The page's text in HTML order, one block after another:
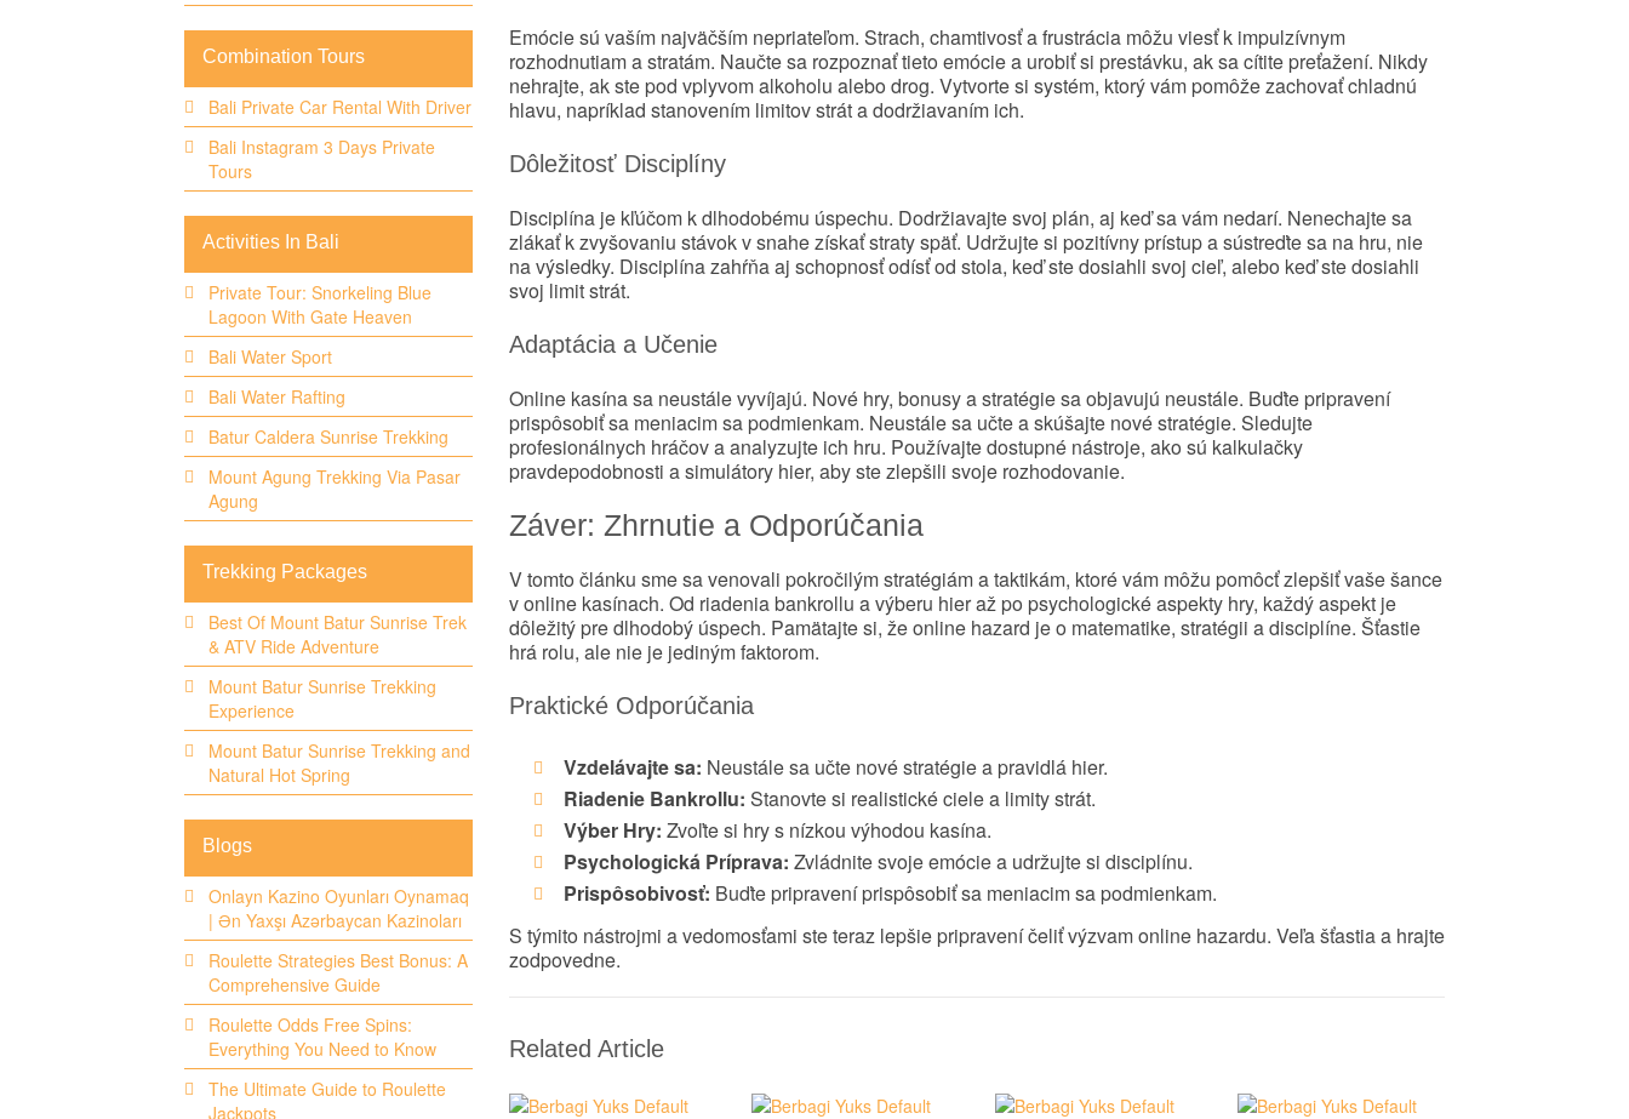
Emócie sú vaším najväčším nepriateľom. Strach, chamtivosť a frustrácia môžu viesť k impulzívnym
rozhodnutiam a stratám. Naučte sa rozpoznať tieto emócie a urobiť si prestávku, ak sa cítite preťažení. Nikdy
nehrajte, ak ste pod vplyvom alkoholu alebo drog. Vytvorte si systém, ktorý vám pomôže zachovať chladnú
hlavu, napríklad stanovením limitov strát a dodržiavaním ich.
Dôležitosť Disciplíny
Disciplína je kľúčom k dlhodobému úspechu. Dodržiavajte svoj plán, aj keď sa vám nedarí. Nenechajte sa
zlákať k zvyšovaniu stávok v snahe získať straty späť. Udržujte si pozitívny prístup a sústreďte sa na hru, nie
na výsledky. Disciplína zahŕňa aj schopnosť odísť od stola, keď ste dosiahli svoj cieľ, alebo keď ste dosiahli
svoj limit strát.
Adaptácia a Učenie
Online kasína sa neustále vyvíjajú. Nové hry, bonusy a stratégie sa objavujú neustále. Buďte pripravení
prispôsobiť sa meniacim sa podmienkam. Neustále sa učte a skúšajte nové stratégie. Sledujte
profesionálnych hráčov a analyzujte ich hru. Používajte dostupné nástroje, ako sú kalkulačky
pravdepodobnosti a simulátory hier, aby ste zlepšili svoje rozhodovanie.
Záver: Zhrnutie a Odporúčania
V tomto článku sme sa venovali pokročilým stratégiám a taktikám, ktoré vám môžu pomôcť zlepšiť vaše šance
v online kasínach. Od riadenia bankrollu a výberu hier až po psychologické aspekty hry, každý aspekt je
dôležitý pre dlhodobý úspech. Pamätajte si, že online hazard je o matematike, stratégii a disciplíne. Šťastie
hrá rolu, ale nie je jediným faktorom.
Praktické Odporúčania
Vzdelávajte sa: Neustále sa učte nové stratégie a pravidlá hier.
Riadenie Bankrollu: Stanovte si realistické ciele a limity strát.
Výber Hry: Zvoľte si hry s nízkou výhodou kasína.
Psychologická Príprava: Zvládnite svoje emócie a udržujte si disciplínu.
Prispôsobivosť: Buďte pripravení prispôsobiť sa meniacim sa podmienkam.
S týmito nástrojmi a vedomosťami ste teraz lepšie pripravení čeliť výzvam online hazardu. Veľa šťastia a hrajte
zodpovedne.
Related Article
Combination Tours
Bali Private Car Rental With Driver
Bali Instagram 3 Days Private
Tours
Activities In Bali
Private Tour: Snorkeling Blue
Lagoon With Gate Heaven
Bali Water Sport
Bali Water Rafting
Batur Caldera Sunrise Trekking
Mount Agung Trekking Via Pasar
Agung
Trekking Packages
Best Of Mount Batur Sunrise Trek
& ATV Ride Adventure
Mount Batur Sunrise Trekking
Experience
Mount Batur Sunrise Trekking and
Natural Hot Spring
Blogs
Onlayn Kazino Oyunları Oynamaq
| Ən Yaxşı Azərbaycan Kazinoları
Roulette Strategies Best Bonus: A
Comprehensive Guide
Roulette Odds Free Spins:
Everything You Need to Know
The Ultimate Guide to Roulette
Jackpots